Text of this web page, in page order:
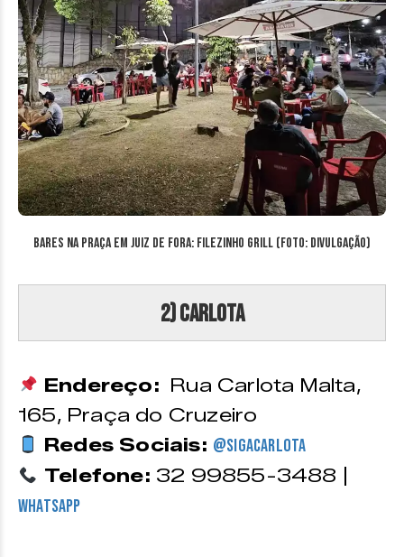
Bares na Praça em Juiz de Fora: Filezinho Grill (Foto: divulgação)
2) Carlota
Endereço: Rua Carlota Malta,
165, Praça do Cruzeiro
Redes Sociais: @sigacarlota
Telefone: 32 99855-3488 |
WhatsApp